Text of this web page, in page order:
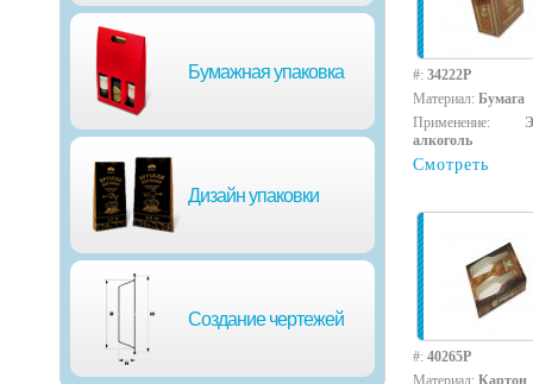
Бумажная упаковка
Дизайн упаковки
Создание чертежей
#:34222P
Материал:Бумага
Применение:
алкоголь
Смотреть
#:40265P
Материал:Картон